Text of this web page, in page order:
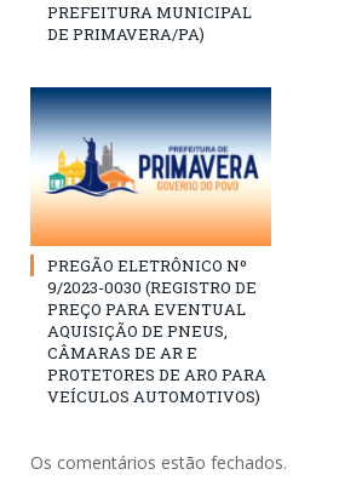
PREFEITURA MUNICIPAL
DE PRIMAVERA/PA)
PREGÃO ELETRÔNICO Nº
9/2023-0030 (REGISTRO DE
PREÇO PARA EVENTUAL
AQUISIÇÃO DE PNEUS,
CÂMARAS DE AR E
PROTETORES DE ARO PARA
VEÍCULOS AUTOMOTIVOS)
Os comentários estão fechados.